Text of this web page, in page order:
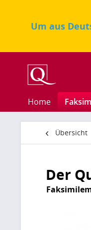
Um aus
Home
Übersicht
Der